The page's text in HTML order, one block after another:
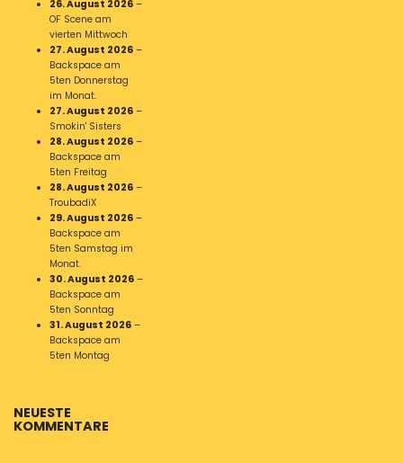
26. August 2026 –
OF Scene am
vierten Mittwoch
27. August 2026 –
Backspace am
5ten Donnerstag
im Monat.
27. August 2026 –
Smokin' Sisters
28. August 2026 –
Backspace am
5ten Freitag
28. August 2026 –
TroubadiX
29. August 2026 –
Backspace am
5ten Samstag im
Monat.
30. August 2026 –
Backspace am
5ten Sonntag
31. August 2026 –
Backspace am
5ten Montag
NEUESTE
KOMMENTARE